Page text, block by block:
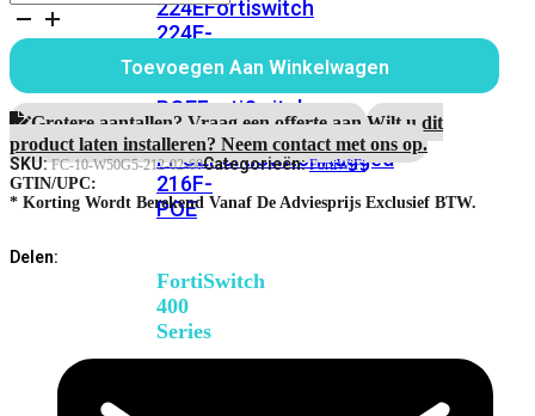
224EFortiswitch
224E-
POEFortiSwitch
248E-
POEFortiSwitch
248E-
FPOEFortiSwitchRugged
216F-
POE
FortiSwitch
400
Series
50G-
II
5
Jaar
4-
Hour
Hardware
and
Onsite
Priority
RMA
Toevoegen Aan Winkelwagen
Grotere aantallen? Vraag een offerte aan.Wilt u dit
product laten installeren? Neem contact met ons op.
SKU:FC-10-W50G5-212-02-60Categorieën:FortiWiFi
GTIN/UPC:
* Korting Wordt Berekend Vanaf De Adviesprijs Exclusief BTW.
Delen: